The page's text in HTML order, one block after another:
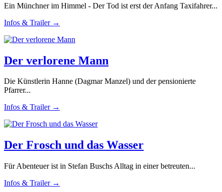
Ein Münchner im Himmel - Der Tod ist erst der Anfang Taxifahrer...
Infos & Trailer →
Der verlorene Mann
Die Künstlerin Hanne (Dagmar Manzel) und der pensionierte
Pfarrer...
Infos & Trailer →
Der Frosch und das Wasser
Für Abenteuer ist in Stefan Buschs Alltag in einer betreuten...
Infos & Trailer →